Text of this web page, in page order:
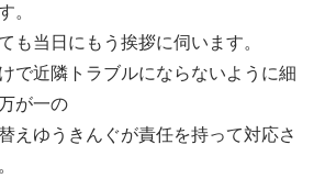
。
も当日にもう挨拶に伺います。
で近隣トラブルにならないように細
が一の
えゆうきんぐが責任を持って対応さ